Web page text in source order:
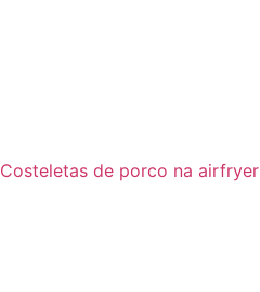
Costeletas de porco na airfryer